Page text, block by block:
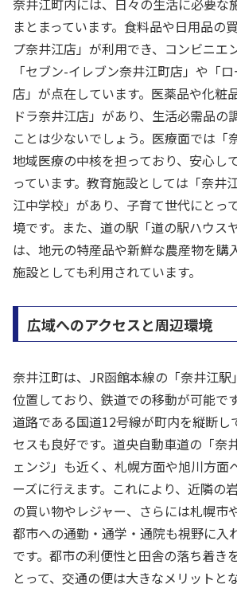
奈井江町内には、日々の生活に必要な
まとまっています。食料品や日用品の
プ奈井江店」が利用でき、コンビニエ
「セブン-イレブン奈井江町店」や「
店」が点在しています。医薬品や化粧
ドラ奈井江店」があり、生活必需品の
ことは少ないでしょう。医療面では「
地域医療の中核を担っており、安心し
っています。教育施設としては「奈井
江中学校」があり、子育て世代にとっ
境です。また、道の駅「道の駅ハウス
は、地元の特産品や新鮮な農産物を購
施設としても利用されています。
広域へのアクセスと周辺環境
奈井江町は、JR函館本線の「奈井江駅
位置しており、鉄道での移動が可能で
道路である国道12号線が町内を縦断し
セスも良好です。道央自動車道の「奈
ェンジ」も近く、札幌方面や旭川方面
ーズに行えます。これにより、近隣の
の買い物やレジャー、さらには札幌市
都市への通勤・通学・通院も視野に入
です。都市の利便性と田舎の落ち着き
とって、交通の便は大きなメリットと